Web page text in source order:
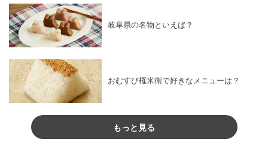
岐阜県の名物といえば？
おむすび権米衛で好きなメニューは？
もっと見る